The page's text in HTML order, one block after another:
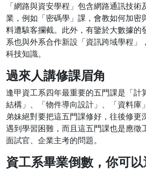
「網路與資安學程」包含網路通訊技
業，例如「密碼學」課，會教如何加密
料遭駭客攔截。此外，有鑒於大數據的
系也與外系合作新設「資訊跨域學程」
科技知識。
過來人講修課眉角
逢甲資工系四年最重要的五門課是「計
結構」、「物件導向設計」、「資料庫
弟妹絕對要把這五門課修好，往後修更
遇到學習困難，而且這五門課也是應徵
面試官、企業主考的問題。
資工系畢業倒數，你可以